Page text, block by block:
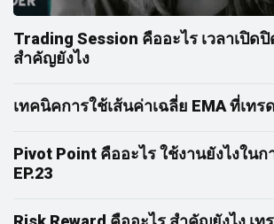
Trading Session คืออะไร เวลาเปิด
สำคัญยังไง
เทคนิคการใช้เส้นค่าเฉลี่ย EMA ที่เทร
Pivot Point คืออะไร ใช้งานยังไงในก
EP.23